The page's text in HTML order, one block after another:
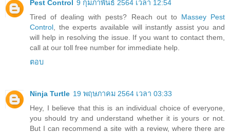
Pest Control 9 กุมภาพันธ์ 2564 เวลา 12:54
Tired of dealing with pests? Reach out to Massey Pest
Control, the experts available will instantly assist you and
will help in resolving the issue. If you want to contact them,
call at our toll free number for immediate help.
ตอบ
Ninja Turtle 19 พฤษภาคม 2564 เวลา 03:33
Hey, I believe that this is an individual choice of everyone,
you should try and understand whether it is yours or not.
But I can recommend a site with a review, where there are